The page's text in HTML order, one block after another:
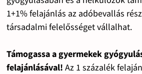
1+1% felajánlás az adóbevallás
társadalmi felelősséget vállalhat.
Támogassa a gyermekek
felajánlásával! Az 1 százalék